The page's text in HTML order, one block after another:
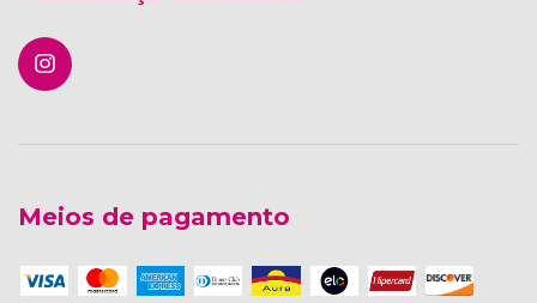
Meios de pagamento